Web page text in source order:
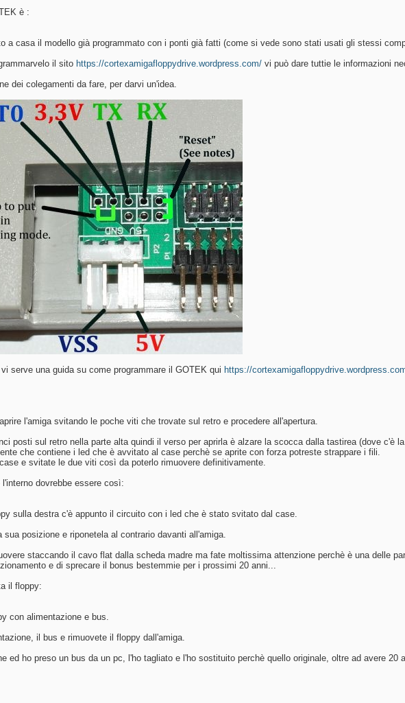
è :
a casa il modello già programmato con i ponti già fatti (come si vede sono stati usati gli stessi
il sito https://cortexamigafloppydrive.wordpress.com/ vi può dare tuttie le informazioni
dei colegamenti da fare, per darvi un'idea.
serve una guida su come programmare il GOTEK qui https://
l'amiga svitando le poche viti che trovate sul retro e procedere all'apertura.
posti sul retro nella parte alta quindi il verso per aprirla è alzare la scocca dalla tastirea (dove c'è
che contiene i led che è avvitato al case perchè se aprite con forza potreste strappare i fili.
e svitate le due viti così da poterlo rimuovere definitivamente.
dovrebbe essere così:
sulla destra c'è appunto il circuito con i led che è stato svitato dal case.
posizione e riponetela al contrario davanti all'amiga.
staccando il cavo flat dalla scheda madre ma fate moltissima attenzione perchè è una delle
e di sprecare il bonus bestemmie per i prossimi 20 anni...
il floppy:
con alimentazione e bus.
il bus e rimuovete il floppy dall'amiga.
ed ho preso un bus da un pc, l'ho tagliato e l'ho sostituito perchè quello originale, oltre ad avere 20